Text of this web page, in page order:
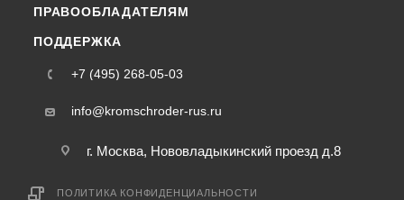
ПРАВООБЛАДАТЕЛЯМ
ПОДДЕРЖКА
+7 (495) 268-05-03
info@kromschroder-rus.ru
г. Москва, Нововладыкинский проезд д.8
ПОЛИТИКА КОНФИДЕНЦИАЛЬНОСТИ